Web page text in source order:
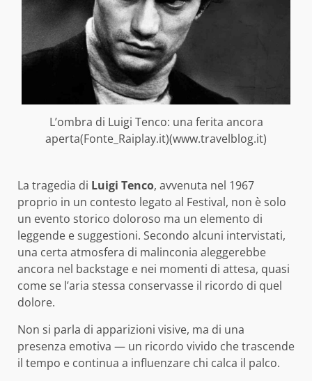
L’ombra di Luigi Tenco: una ferita ancora
aperta(Fonte_Raiplay.it)(www.travelblog.it)
La tragedia di Luigi Tenco, avvenuta nel 1967
proprio in un contesto legato al Festival, non è solo
un evento storico doloroso ma un elemento di
leggende e suggestioni. Secondo alcuni intervistati,
una certa atmosfera di malinconia aleggerebbe
ancora nel backstage e nei momenti di attesa, quasi
come se l’aria stessa conservasse il ricordo di quel
dolore.
Non si parla di apparizioni visive, ma di una
presenza emotiva — un ricordo vivido che trascende
il tempo e continua a influenzare chi calca il palco.